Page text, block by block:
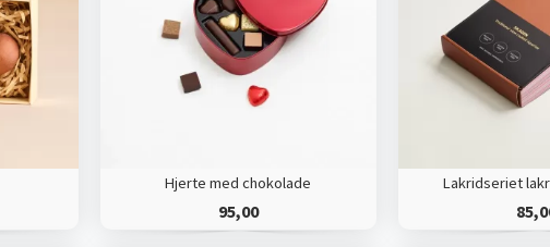
Hjerte med chokolade
95,00
Lakridseriet